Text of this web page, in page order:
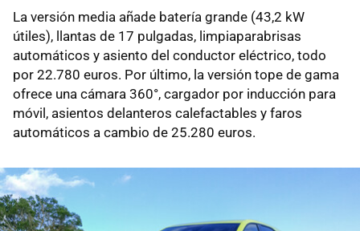
La versión media añade batería grande (43,2 kW
útiles), llantas de 17 pulgadas, limpiaparabrisas
automáticos y asiento del conductor eléctrico, todo
por 22.780 euros. Por último, la versión tope de gama
ofrece una cámara 360°, cargador por inducción para
móvil, asientos delanteros calefactables y faros
automáticos a cambio de 25.280 euros.